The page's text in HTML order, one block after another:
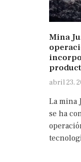
Mina
abril 23,
La mina
se ha